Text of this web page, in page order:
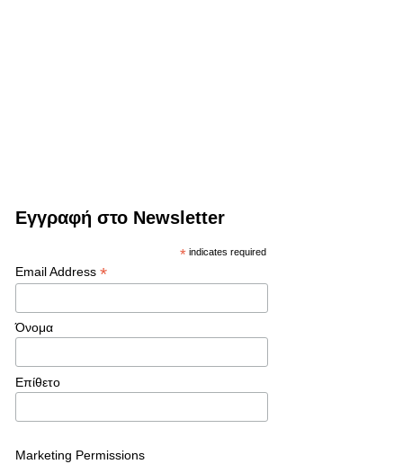
Εγγραφή στο Newsletter
* indicates required
Email Address *
Όνομα
Επίθετο
Marketing Permissions